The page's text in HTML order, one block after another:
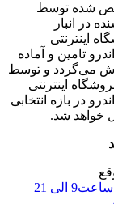
شده توسط
در انبار
اینترنتی
تامین و آماده
می‌گردد و توسط
اینترنتی
در بازه انتخابی
خواهد شد.
الی 21